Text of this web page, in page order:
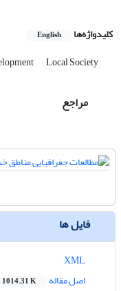
کلیدواژه‌ها English
Local Society
مراجع
فایل ها
اصل مقاله
1014.31 K